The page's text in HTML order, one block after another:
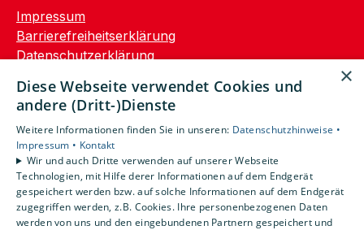
Impressum
Barrierefreiheitserklärung
Datenschutzerklärung
Unsere Bereiche
Privatkunden
Gewerbekunden
Karriere
Unternehmen
Kontakt
×
Diese Webseite verwendet Cookies und
andere (Dritt-)Dienste
Weitere Informationen finden Sie in unseren: Datenschutzhinweise •
Impressum • Kontakt
Wir und auch Dritte verwenden auf unserer Webseite
Technologien, mit Hilfe derer Informationen auf dem Endgerät
gespeichert werden bzw. auf solche Informationen auf dem Endgerät
zugegriffen werden, z.B. Cookies. Ihre personenbezogenen Daten
werden von uns und den eingebundenen Partnern gespeichert und